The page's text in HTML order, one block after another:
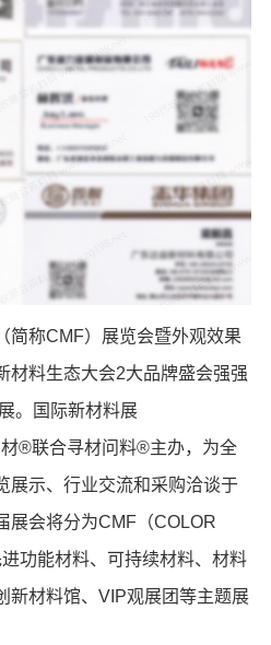
简称CMF）展览会暨外观效果
材料生态大会2大品牌盛会强强
国际新材料展
材®联合寻材问料®主办，为全
展示、行业交流和采购洽谈于
展会将分为CMF（COLOR
功能材料、可持续材料、材料
新材料馆、VIP观展团等主题展